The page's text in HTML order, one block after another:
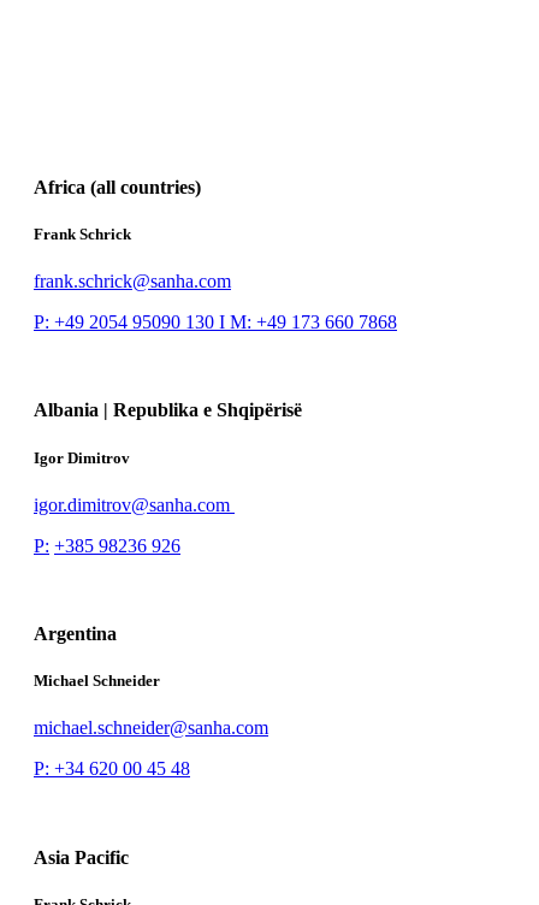
Africa (all countries)
Frank Schrick
frank.schrick@sanha.com
P: +49 2054 95090 130 I M: +49 173 660 7868
Albania | Republika e Shqipërisë
Igor Dimitrov
igor.dimitrov@sanha.com
P: +385 98236 926
Argentina
Michael Schneider
michael.schneider@sanha.com
P: +34 620 00 45 48
Asia Pacific